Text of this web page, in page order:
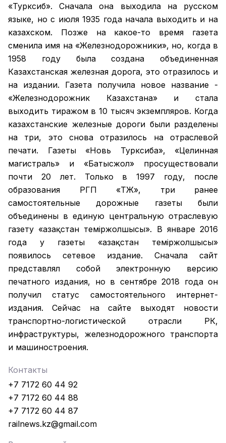
«Турксиб». Сначала она выходила на русском
языке, но с июля 1935 года начала выходить и на
казахском. Позже на какое-то время газета
сменила имя на «Железнодорожники», но, когда в
1958 году была создана объединенная
Казахстанская железная дорога, это отразилось и
на издании. Газета получила новое название -
«Железнодорожник Казахстана» и стала
выходить тиражом в 10 тысяч экземпляров. Когда
казахстанские железные дороги были разделены
на три, это снова отразилось на отраслевой
печати. Газеты «Новь Турксиба», «Целинная
магистраль» и «Батысжол» просуществовали
почти 20 лет. Только в 1997 году, после
образования РГП «ҚТЖ», три ранее
самостоятельные дорожные газеты были
объединены в единую центральную отраслевую
газету «Қазақстан темiржолшысы». В январе 2016
года у газеты «Қазақстан теміржолшысы»
появилось сетевое издание. Сначала сайт
представлял собой электронную версию
печатного издания, но в сентябре 2018 года он
получил статус самостоятельного интернет-
издания. Сейчас на сайте выходят новости
транспортно-логистической отрасли РК,
инфраструктуры, железнодорожного транспорта
и машиностроения.
Контакты
+7 7172 60 44 92
+7 7172 60 44 88
+7 7172 60 44 87
railnews.kz@gmail.com